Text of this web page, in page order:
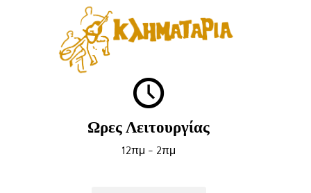
Ωρες Λειτουργίας
12πμ - 2πμ